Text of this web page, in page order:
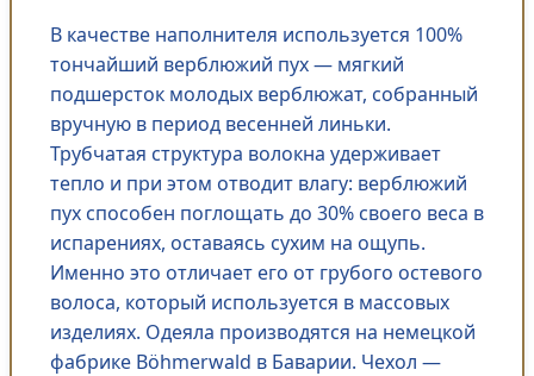
В качестве наполнителя используется 100%
тончайший верблюжий пух — мягкий
подшерсток молодых верблюжат, собранный
вручную в период весенней линьки.
Трубчатая структура волокна удерживает
тепло и при этом отводит влагу: верблюжий
пух способен поглощать до 30% своего веса в
испарениях, оставаясь сухим на ощупь.
Именно это отличает его от грубого остевого
волоса, который используется в массовых
изделиях. Одеяла производятся на немецкой
фабрике Böhmerwald в Баварии. Чехол —